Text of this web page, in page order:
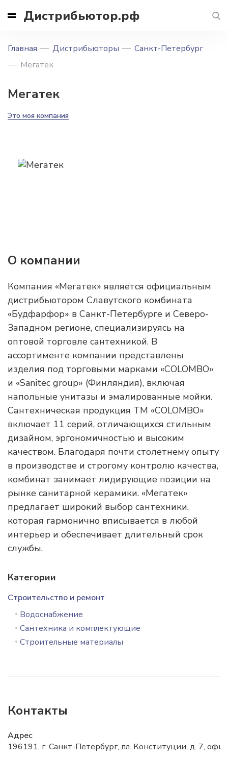
Дистрибьютор.рф
Главная Дистрибьюторы
Санкт-Петербург
Мегатек
Мегатек
Это моя компания
О компании
Компания «Мегатек» является официальным
дистрибьютором Славутского комбината
«Будфарфор» в Санкт-Петербурге и Северо-
Западном регионе, специализируясь на
оптовой торговле сантехникой. В
ассортименте компании представлены
изделия под торговыми марками «COLOMBO»
и «Sanitec group» (Финляндия), включая
напольные унитазы и эмалированные мойки.
Сантехническая продукция ТМ «COLOMBO»
включает 11 серий, отличающихся стильным
дизайном, эргономичностью и высоким
качеством. Благодаря почти столетнему опыту
в производстве и строгому контролю качества,
комбинат занимает лидирующие позиции на
рынке санитарной керамики. «Мегатек»
предлагает широкий выбор сантехники,
которая гармонично вписывается в любой
интерьер и обеспечивает длительный срок
службы.
Категории
Строительство и ремонт
Водоснабжение
Сантехника и комплектующие
Строительные материалы
Контакты
Адрес
196191, г. Санкт-Петербург, пл. Конституции, д. 7,